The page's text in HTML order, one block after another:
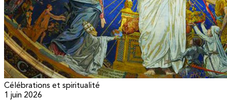
Célébrations et spiritualité
1 juin 2026